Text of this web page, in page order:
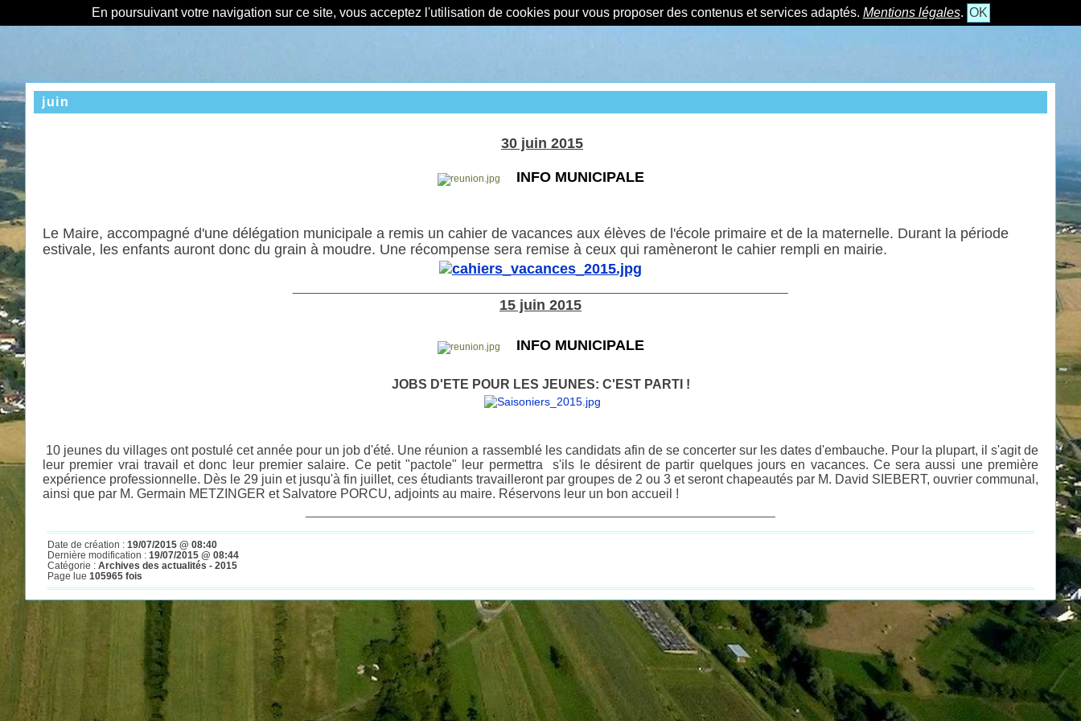
En poursuivant votre navigation sur ce site, vous acceptez l'utilisation de cookies pour vous proposer des contenus et services adaptés. Mentions légales. OK
juin
30 juin 2015
INFO MUNICIPALE
Le Maire, accompagné d'une délégation municipale a remis un cahier de vacances aux élèves de l'école primaire et de la maternelle. Durant la période
estivale, les enfants auront donc du grain à moudre. Une récompense sera remise à ceux qui ramèneront le cahier rempli en mairie.
15 juin 2015
INFO MUNICIPALE
JOBS D'ETE POUR LES JEUNES: C'EST PARTI !
10 jeunes du villages ont postulé cet année pour un job d'été. Une réunion a rassemblé les candidats afin de se concerter sur les dates d'embauche. Pour la plupart, il s'agit de
leur premier vrai travail et donc leur premier salaire. Ce petit "pactole" leur permettra s'ils le désirent de partir quelques jours en vacances. Ce sera aussi une première
expérience professionnelle. Dès le 29 juin et jusqu'à fin juillet, ces étudiants travailleront par groupes de 2 ou 3 et seront chapeautés par M. David SIEBERT, ouvrier communal,
ainsi que par M. Germain METZINGER et Salvatore PORCU, adjoints au maire. Réservons leur un bon accueil !
Date de création : 19/07/2015 @ 08:40
Dernière modification : 19/07/2015 @ 08:44
Catégorie : Archives des actualités - 2015
Page lue 105965 fois